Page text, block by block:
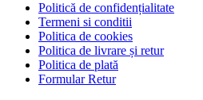
Politică de confidențialitate
Termeni si conditii
Politica de cookies
Politica de livrare și retur
Politica de plată
Formular Retur